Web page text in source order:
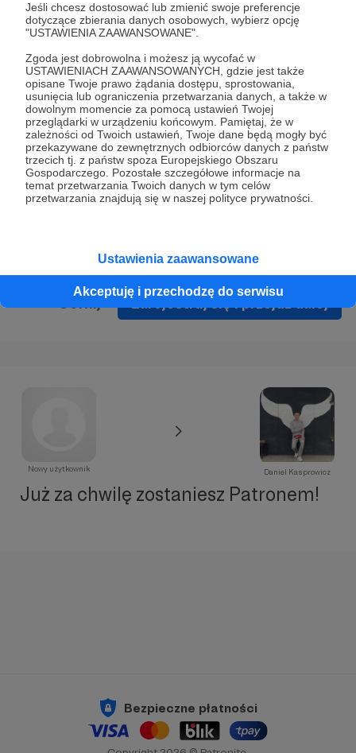
Jeśli chcesz dostosować lub zmienić swoje preferencje
dotyczące zbierania danych osobowych, wybierz opcję
"USTAWIENIA ZAAWANSOWANE".
Zgoda jest dobrowolna i możesz ją wycofać w
USTAWIENIACH ZAAWANSOWANYCH, gdzie jest także
opisane Twoje prawo żądania dostępu, sprostowania,
usunięcia lub ograniczenia przetwarzania danych, a także w
dowolnym momencie za pomocą ustawień Twojej
przeglądarki w urządzeniu końcowym. Pamiętaj, że w
zależności od Twoich ustawień, Twoje dane będą mogły być
przekazywane do zewnętrznych odbiorców danych z państw
trzecich tj. z państw spoza Europejskiego Obszaru
Gospodarczego. Pozostałe szczegółowe informacje na
temat przetwarzania Twoich danych w tym celów
przetwarzania znajdują się w naszej polityce prywatności.
Ustawienia zaawansowane
Akceptuję i przechodzę do serwisu
* Zapoznałem się i akceptujęRegulaminserwisu oraz
* Wyrażam zgodę na przetwarzanie moich danych
osobowych podanych w formularzu rejestracyjnym w celu
prawidłowego świadczenia usług serwisu Patronite.
Wyrażam zgodę na otrzymywanie drogą elektroniczną
informacji handlowych - newslettera. Opcja ta może zostać
zmieniona w ustawieniach konta.
Zarejestruj się i przejdź dalej
Nowy użytkownik Daniel Kasprowicz
Już za chwilę zostaniesz Patronem!
Bezpieczne płatności